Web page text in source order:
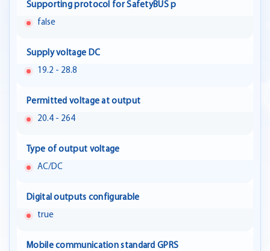
Supporting protocol for SafetyBUS p
false
Supply voltage DC
19.2 - 28.8
Permitted voltage at output
20.4 - 264
Type of output voltage
AC/DC
Digital outputs configurable
true
Mobile communication standard GPRS